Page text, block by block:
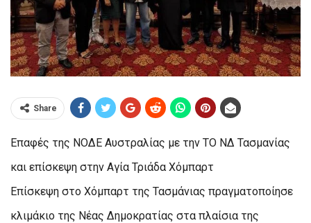
Share
Επαφές της ΝΟΔΕ Αυστραλίας με την ΤΟ ΝΔ Τασμανίας
και επίσκεψη στην Αγία Τριάδα Χόμπαρτ
Επίσκεψη στο Χόμπαρτ της Τασμάνιας πραγματοποίησε
κλιμάκιο της Νέας Δημοκρατίας στα πλαίσια της